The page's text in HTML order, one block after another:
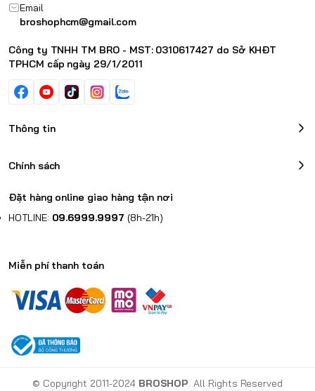
Bảo hành:12 Tháng.
Trọn bộ:Nguyên hộp.
Email
broshophcm@gmail.com
Công ty TNHH TM BRO - MST: 0310617427 do Sở KHĐT
TPHCM cấp ngày 29/1/2011
Thông tin
Chính sách
Đặt hàng online giao hàng tận nơi
HOTLINE: 09.6999.9997 (8h-21h)
Miễn phí thanh toán
© Copyright 2011-2024 BROSHOP. All Rights Reserved